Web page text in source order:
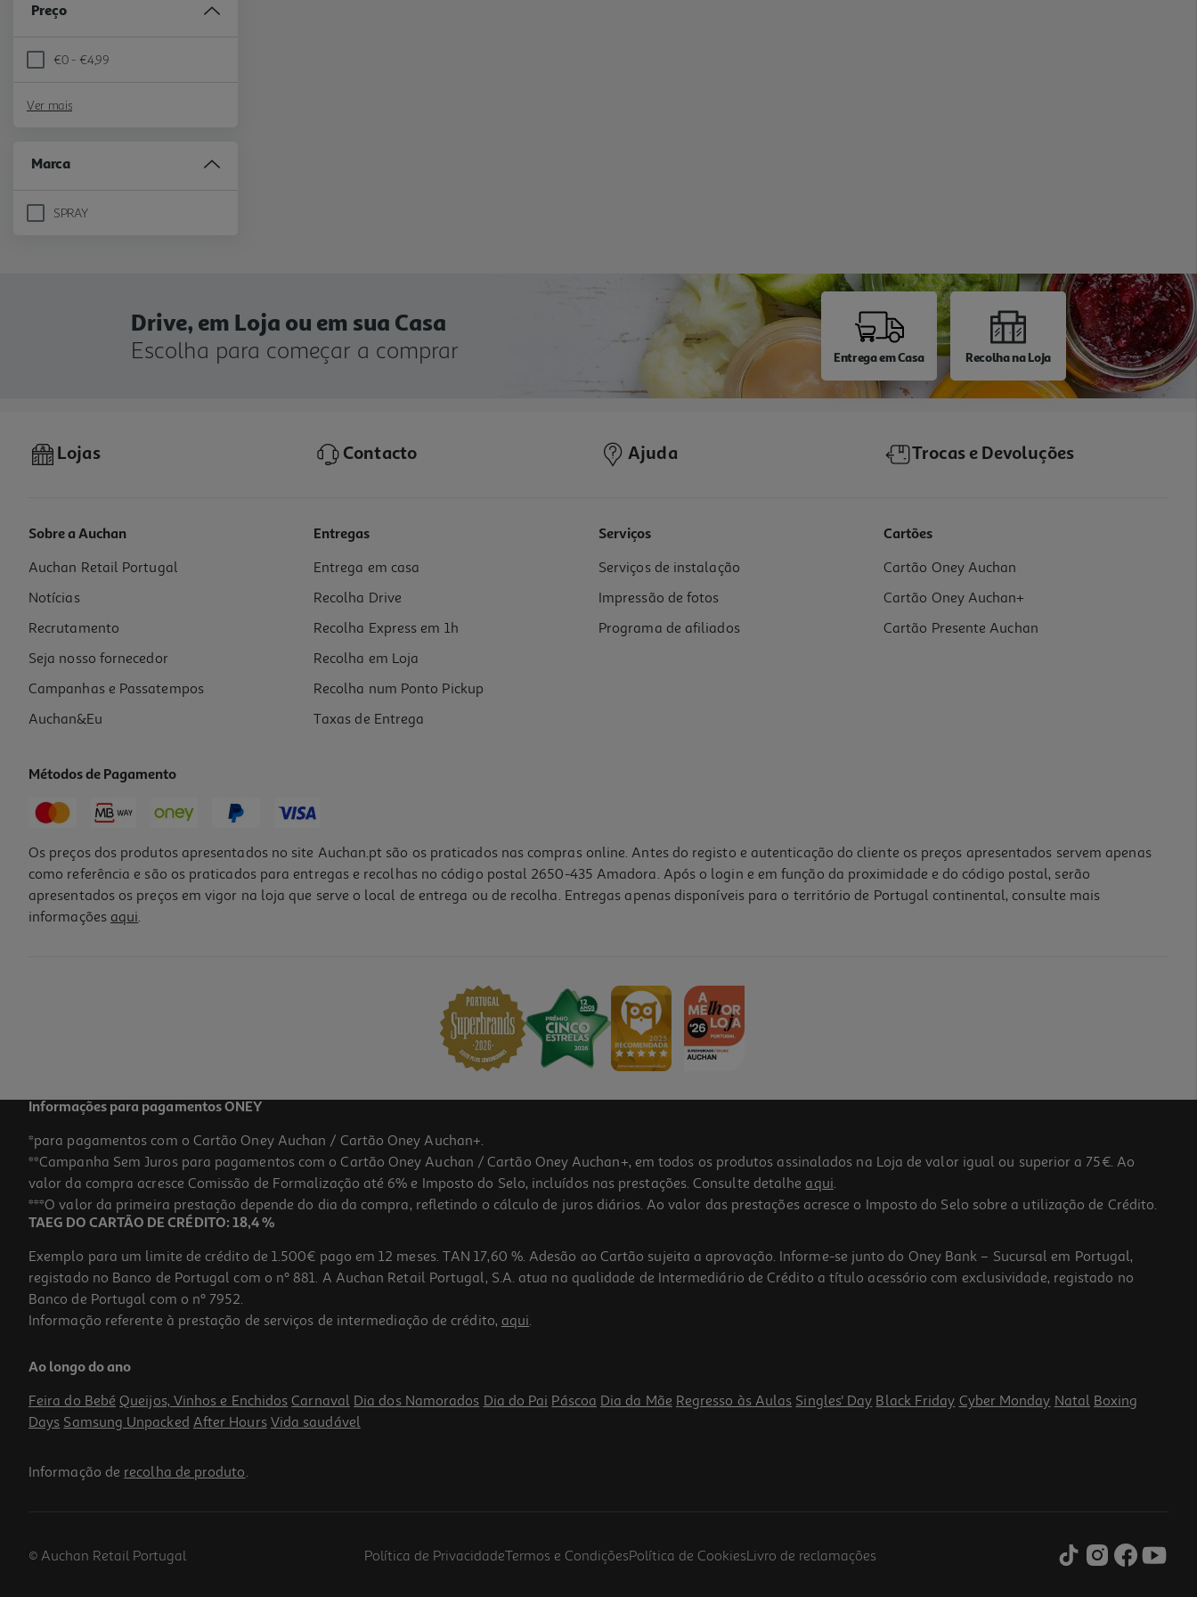
Preço
€0 - €4,99
Refine by Preço: €0 - €4,99
Ver mais
Marca
SPRAY
Refine by Marca: SPRAY
Drive, em Loja ou em sua Casa
Escolha para começar a comprar
Entrega em Casa Recolha na Loja
Lojas Contacto Ajuda Trocas e Devoluções
Sobre a Auchan
Auchan Retail Portugal
Notícias
Recrutamento
Seja nosso fornecedor
Campanhas e Passatempos
Auchan&Eu
Entregas
Entrega em casa
Recolha Drive
Recolha Express em 1h
Recolha em Loja
Recolha num Ponto Pickup
Taxas de Entrega
Serviços
Serviços de instalação
Impressão de fotos
Programa de afiliados
Cartões
Cartão Oney Auchan
Cartão Oney Auchan+
Cartão Presente Auchan
Métodos de Pagamento
Os preços dos produtos apresentados no site Auchan.pt são os praticados nas compras online. Antes do registo e autenticação do cliente os preços apresentados servem apenas
como referência e são os praticados para entregas e recolhas no código postal 2650-435 Amadora. Após o login e em função da proximidade e do código postal, serão
apresentados os preços em vigor na loja que serve o local de entrega ou de recolha. Entregas apenas disponíveis para o território de Portugal continental, consulte mais
informações aqui.
Informações para pagamentos ONEY
*para pagamentos com o Cartão Oney Auchan / Cartão Oney Auchan+.
**Campanha Sem Juros para pagamentos com o Cartão Oney Auchan / Cartão Oney Auchan+, em todos os produtos assinalados na Loja de valor igual ou superior a 75€. Ao
valor da compra acresce Comissão de Formalização até 6% e Imposto do Selo, incluídos nas prestações. Consulte detalhe aqui.
***O valor da primeira prestação depende do dia da compra, refletindo o cálculo de juros diários. Ao valor das prestações acresce o Imposto do Selo sobre a utilização de Crédito.
TAEG DO CARTÃO DE CRÉDITO: 18,4 %
Exemplo para um limite de crédito de 1.500€ pago em 12 meses. TAN 17,60 %. Adesão ao Cartão sujeita a aprovação. Informe-se junto do Oney Bank – Sucursal em Portugal,
registado no Banco de Portugal com o nº 881. A Auchan Retail Portugal, S.A. atua na qualidade de Intermediário de Crédito a título acessório com exclusividade, registado no
Banco de Portugal com o nº 7952.
Informação referente à prestação de serviços de intermediação de crédito, aqui.
Ao longo do ano
Feira do Bebé Queijos, Vinhos e Enchidos Carnaval Dia dos Namorados Dia do Pai Páscoa Dia da Mãe Regresso às Aulas Singles' Day Black Friday Cyber Monday Natal Boxing
Days Samsung Unpacked After Hours Vida saudável
Informação de recolha de produto.
Política de PrivacidadeTermos e CondiçõesPolítica de CookiesLivro de reclamações
© Auchan Retail Portugal